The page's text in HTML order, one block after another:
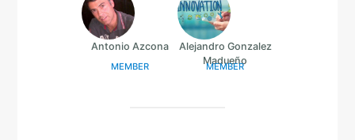
Antonio Azcona
MEMBER
Alejandro Gonzalez
Madueño
MEMBER